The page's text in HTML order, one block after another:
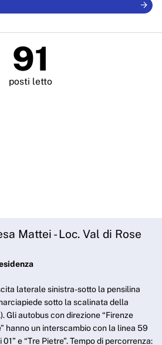
91
posti letto
Mattei - Loc. Val di Rose
laterale sinistra-sotto la pensilina
sotto la scalinata della
Gli autobus con direzione “Firenze
hanno un interscambio con la linea 59
e “Tre Pietre”. Tempo di percorrenza: